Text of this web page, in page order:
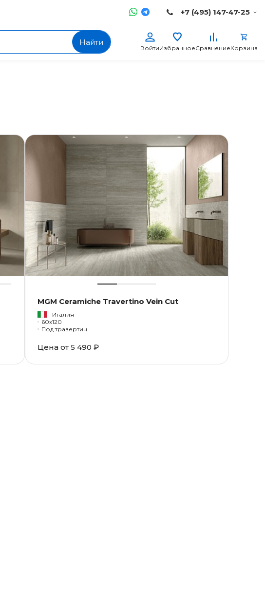
+7 (495) 147-47-25
Найти
ВойтиИзбранноеСравнениеКорзина
MGM Ceramiche Travertino Vein Cut
Италия
60x120
Под травертин
Цена от 5 490 ₽